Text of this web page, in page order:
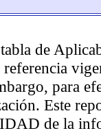
de
para
Este
de la